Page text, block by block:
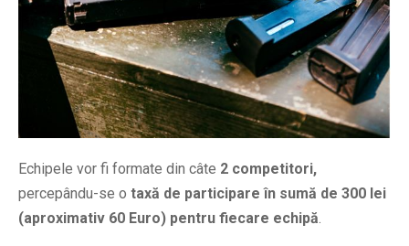
Echipele vor fi formate din câte 2 competitori,
percepându-se o taxă de participare în sumă de 300 lei
(aproximativ 60 Euro) pentru fiecare echipă